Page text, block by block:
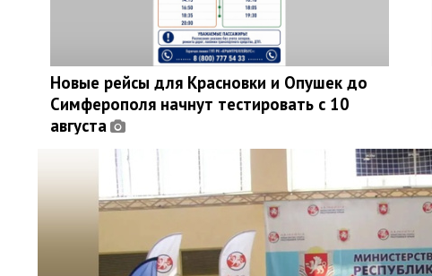
Новые рейсы для Красновки и Опушек до
Симферополя начнут тестировать с 10
августа